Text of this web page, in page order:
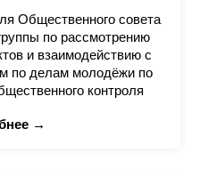
Общественного совета
по рассмотрению
и взаимодействию с
по делам молодёжи по
контроля
→